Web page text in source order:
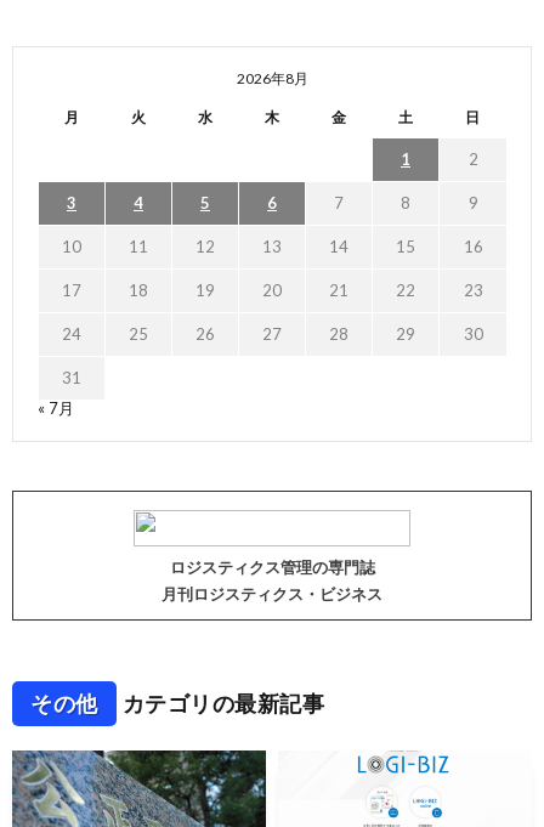
2026年8月
月 火 水 木 金 土 日
1 2
3 4 5 6 7 8 9
10 11 12 13 14 15 16
17 18 19 20 21 22 23
24 25 26 27 28 29 30
31
« 7月
ロジスティクス管理の専門誌
月刊ロジスティクス・ビジネス
その他 カテゴリの最新記事